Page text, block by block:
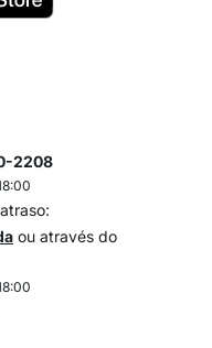
2208
ou através do